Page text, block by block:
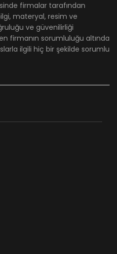
firmalar tarafından
materyal, resim ve
ve güvenilirliği
firmanın sorumluluğu altında
ilgili hiç bir şekilde sorumlu